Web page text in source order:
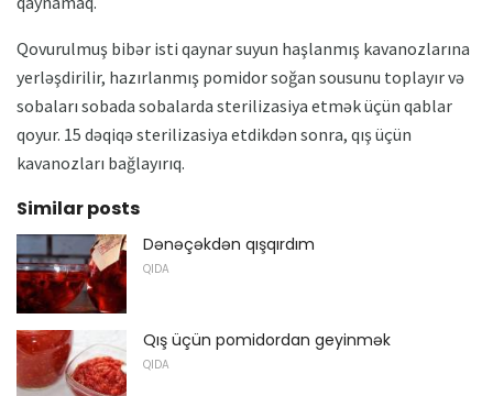
Qovurulmuş bibər isti qaynar suyun haşlanmış kavanozlarına
yerləşdirilir, hazırlanmış pomidor soğan sousunu toplayır və
sobaları sobada sobalarda sterilizasiya etmək üçün qablar
qoyur. 15 dəqiqə sterilizasiya etdikdən sonra, qış üçün
kavanozları bağlayırıq.
Similar posts
Dənəçəkdən qışqırdım
QIDA
Qış üçün pomidordan geyinmək
QIDA